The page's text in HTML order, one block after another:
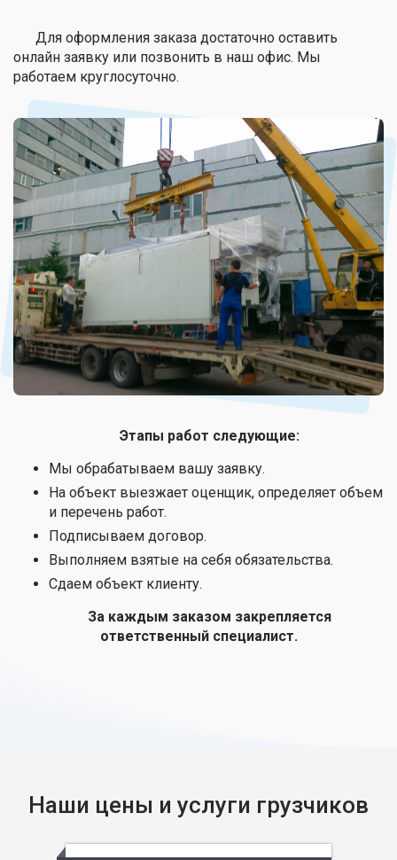
Для оформления заказа достаточно оставить
онлайн заявку или позвонить в наш офис. Мы
работаем круглосуточно.
Этапы работ следующие:
Мы обрабатываем вашу заявку.
На объект выезжает оценщик, определяет объем
и перечень работ.
Подписываем договор.
Выполняем взятые на себя обязательства.
Сдаем объект клиенту.
За каждым заказом закрепляется
ответственный специалист.
Наши цены и услуги грузчиков